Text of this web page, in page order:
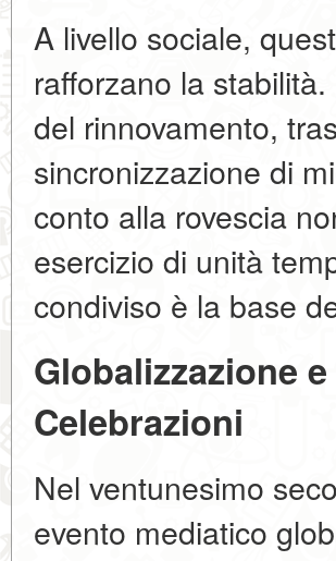
A livello sociale,
rafforzano la
del rinnovamento,
sincronizzazione di
conto alla rovescia
esercizio di unità
condiviso è la base
Globalizzazione
Celebrazioni
Nel ventunesimo
evento mediatico